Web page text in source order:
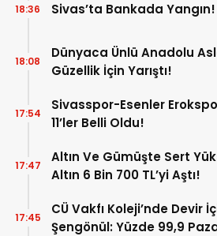
Sivas’ta Bankada Yangın!
18:36
Dünyaca Ünlü Anadolu
Güzellik İçin Yarıştı!
18:08
Sivasspor-Esenler
11’ler Belli Oldu!
17:54
Altın Ve Gümüşte Sert
Altın 6 Bin 700 TL’yi Aştı!
17:47
CÜ Vakfı Koleji’nde Devir
Şengönül: Yüzde 99,9
17:45